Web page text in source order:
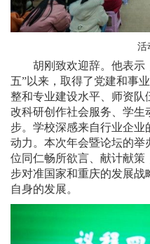
活
胡刚致欢迎辞。他表示
五”以来，取得了党建和事
整和专业建设水平、师资队
改科研创作社会服务、学
步。学校深感来自行业企
动力。本次年会暨论坛的举
位同仁畅所欲言、献计献策
步对准国家和重庆的发展
自身的发展。